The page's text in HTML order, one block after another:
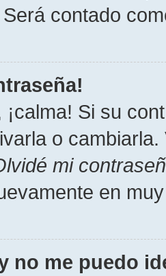
contado
¡calma! Si su
o
mi
en
no me puedo